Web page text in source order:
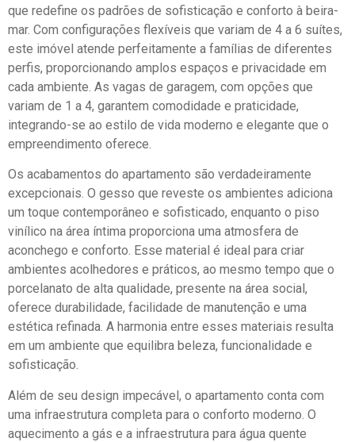
que redefine os padrões de sofisticação e conforto à beira-
mar. Com configurações flexíveis que variam de 4 a 6 suítes,
este imóvel atende perfeitamente a famílias de diferentes
perfis, proporcionando amplos espaços e privacidade em
cada ambiente. As vagas de garagem, com opções que
variam de 1 a 4, garantem comodidade e praticidade,
integrando-se ao estilo de vida moderno e elegante que o
empreendimento oferece.
Os acabamentos do apartamento são verdadeiramente
excepcionais. O gesso que reveste os ambientes adiciona
um toque contemporâneo e sofisticado, enquanto o piso
vinílico na área íntima proporciona uma atmosfera de
aconchego e conforto. Esse material é ideal para criar
ambientes acolhedores e práticos, ao mesmo tempo que o
porcelanato de alta qualidade, presente na área social,
oferece durabilidade, facilidade de manutenção e uma
estética refinada. A harmonia entre esses materiais resulta
em um ambiente que equilibra beleza, funcionalidade e
sofisticação.
Além de seu design impecável, o apartamento conta com
uma infraestrutura completa para o conforto moderno. O
aquecimento a gás e a infraestrutura para água quente